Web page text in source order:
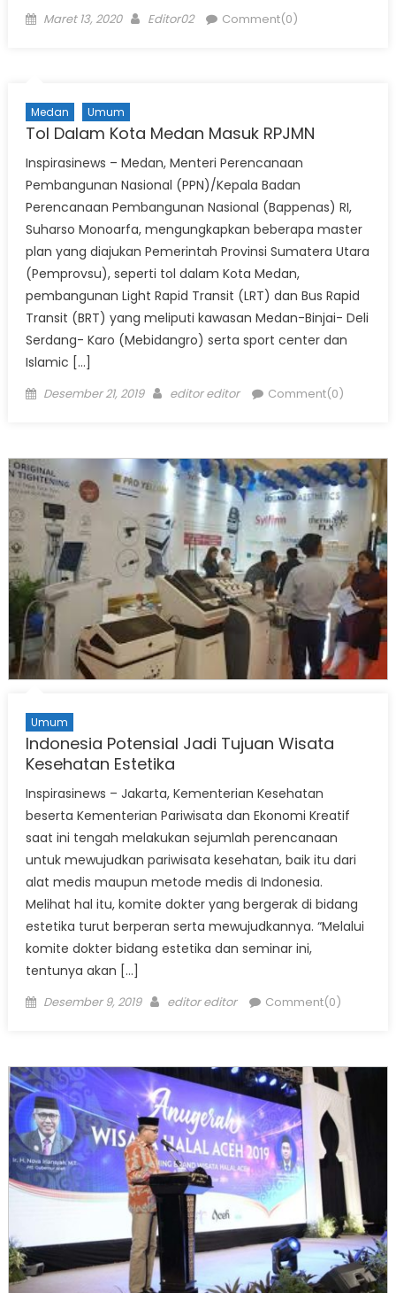
Posted
Maret 13, 2020 Author
Editor02 Comment(0)
Medan Umum
Tol Dalam Kota Medan Masuk RPJMN
Inspirasinews – Medan, Menteri Perencanaan
Pembangunan Nasional (PPN)/Kepala Badan
Perencanaan Pembangunan Nasional (Bappenas) RI,
Suharso Monoarfa, mengungkapkan beberapa master
plan yang diajukan Pemerintah Provinsi Sumatera Utara
(Pemprovsu), seperti tol dalam Kota Medan,
pembangunan Light Rapid Transit (LRT) dan Bus Rapid
Transit (BRT) yang meliputi kawasan Medan-Binjai- Deli
Serdang- Karo (Mebidangro) serta sport center dan
Islamic […]
Posted
Desember 21, 2019 Author
editor editor Comment(0)
Umum
Indonesia Potensial Jadi Tujuan Wisata
Kesehatan Estetika
Inspirasinews – Jakarta, Kementerian Kesehatan
beserta Kementerian Pariwisata dan Ekonomi Kreatif
saat ini tengah melakukan sejumlah perencanaan
untuk mewujudkan pariwisata kesehatan, baik itu dari
alat medis maupun metode medis di Indonesia.
Melihat hal itu, komite dokter yang bergerak di bidang
estetika turut berperan serta mewujudkannya. “Melalui
komite dokter bidang estetika dan seminar ini,
tentunya akan […]
Posted
Desember 9, 2019 Author
editor editor Comment(0)